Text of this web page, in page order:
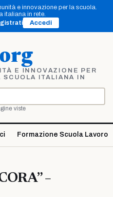
e innovazione per la scuola.
italiana in rete.
Accedi
E INNOVAZIONE PER
ITALIANA IN
viste
Formazione Scuola Lavoro
–